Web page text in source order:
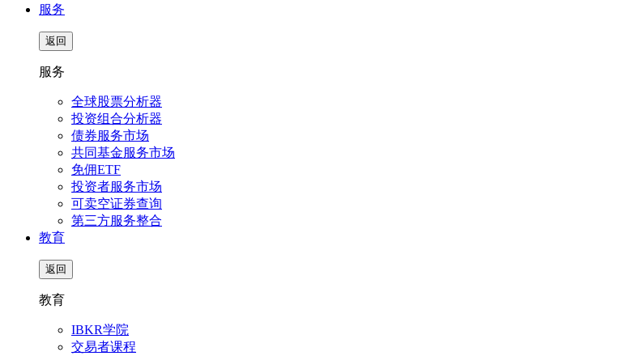
服务
返回
服务
全球股票分析器
投资组合分析器
债券服务市场
共同基金服务市场
免佣ETF
投资者服务市场
可卖空证券查询
第三方服务整合
教育
返回
教育
IBKR学院
交易者课程